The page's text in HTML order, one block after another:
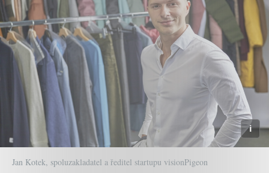
Jan Kotek, spoluzakladatel a ředitel startupu visionPigeon